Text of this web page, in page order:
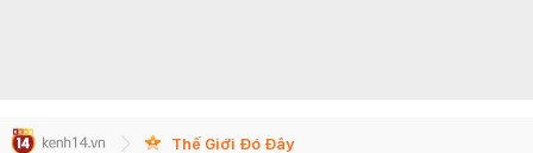
Thế Giới Đó Đây